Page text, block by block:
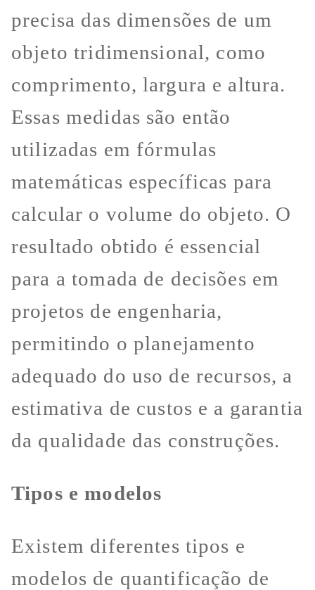
precisa das dimensões de um
objeto tridimensional, como
comprimento, largura e altura.
Essas medidas são então
utilizadas em fórmulas
matemáticas específicas para
calcular o volume do objeto. O
resultado obtido é essencial
para a tomada de decisões em
projetos de engenharia,
permitindo o planejamento
adequado do uso de recursos, a
estimativa de custos e a garantia
da qualidade das construções.
Tipos e modelos
Existem diferentes tipos e
modelos de quantificação de